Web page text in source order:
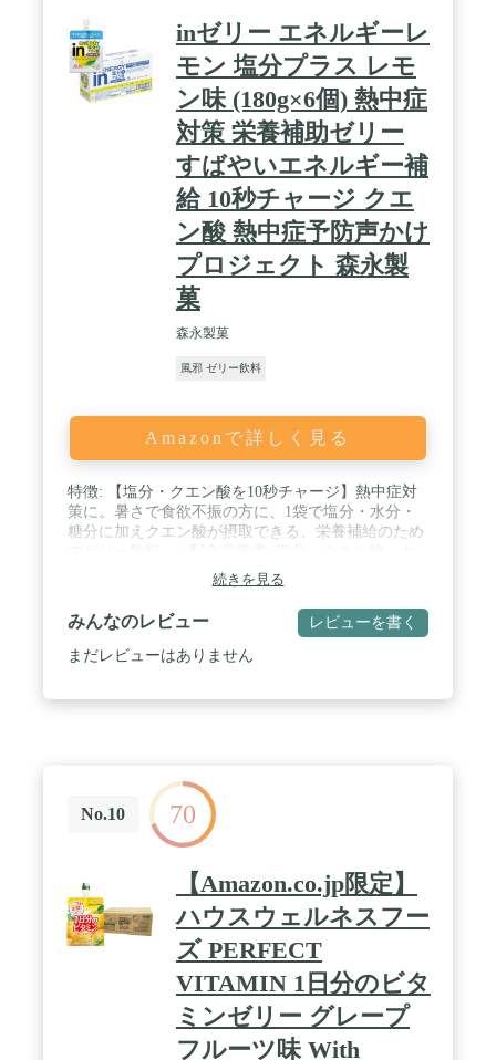
inゼリー エネルギーレ
モン 塩分プラス レモ
ン味 (180g×6個) 熱中症
対策 栄養補助ゼリー
すばやいエネルギー補
給 10秒チャージ クエ
ン酸 熱中症予防声かけ
プロジェクト 森永製
菓
森永製菓
風邪 ゼリー飲料
Amazonで詳しく見る
特徴: 【塩分・クエン酸を10秒チャージ】熱中症対
策に。暑さで食欲不振の方に、1袋で塩分・水分・
糖分に加えクエン酸が摂取できる、栄養補給のため
イアシン、パントテン酸、ビタミンA、ビタミン
B1、ビタミンB2、ビタミンB6、ビタミンB12、ビタ
ミンC、ビタミンD、ビタミンE、葉酸 / 味: レモン
味 (Lemon-flavored jelly drink) / カロリー: 1個当たり
180kcal / 内容量: 6個(6個入×1箱)
続きを見る
みんなのレビュー レビューを書く
まだレビューはありません
No.10 70
【Amazon.co.jp限定】
ハウスウェルネスフー
ズ PERFECT
VITAMIN 1日分のビタ
ミンゼリー グレープ
フルーツ味 With